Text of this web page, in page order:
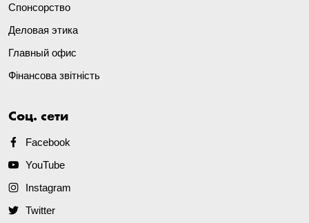
Спонсорство
Деловая этика
Главный офис
Фінансова звітність
Соц. сети
Facebook
YouTube
Instagram
Twitter